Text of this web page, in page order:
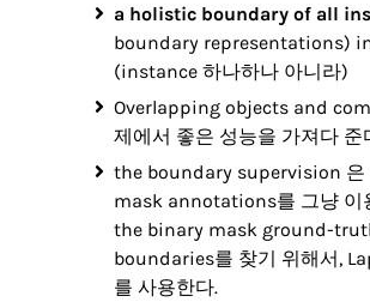
a holistic boundary of all
boundary representations)
(instance 하나하나 아니라)
Overlapping objects and
제에서 좋은 성능을 가져다 준
the boundary supervision 은
mask annotations를 그냥 이
the binary mask ground-
boundaries를 찾기 위해서,
를 사용한다.